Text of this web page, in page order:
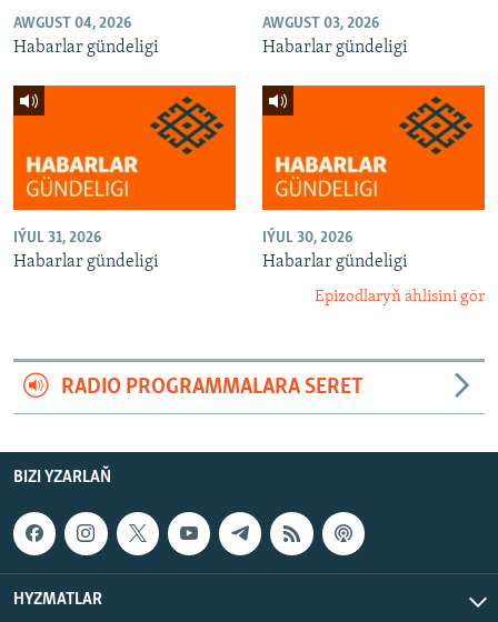
AWGUST 04, 2026
Habarlar gündeligi
AWGUST 03, 2026
Habarlar gündeligi
IÝUL 31, 2026
Habarlar gündeligi
IÝUL 30, 2026
Habarlar gündeligi
Epizodlaryň ählisini gör
RADIO PROGRAMMALARA SERET
BIZI YZARLAŇ
HYZMATLAR